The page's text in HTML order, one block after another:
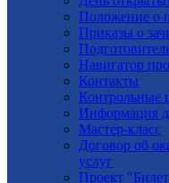
Положение о
Приказы о
Навигатор
Контакты
Контрольные
Информация
Мастер-класс
Договор об
услуг
Проект